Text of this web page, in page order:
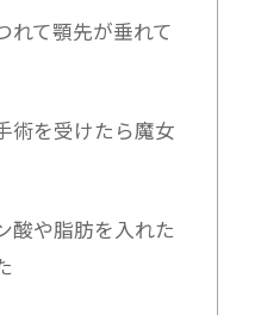
れて顎先が垂れて
術を受けたら魔女
酸や脂肪を入れた